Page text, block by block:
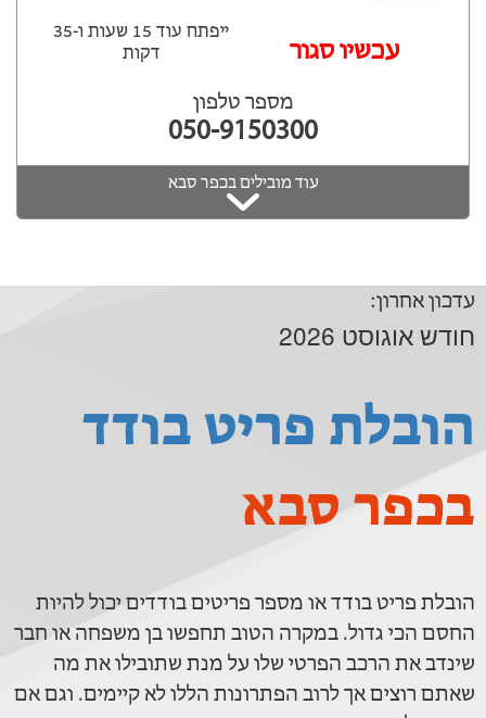
עכשיו סגור
ייפתח עוד 15 שעות ‫ו-35
דקות
מספר טלפון
050-9150300
עוד מובילים בכפר סבא
עדכון אחרון:
חודש אוגוסט 2026
הובלת פריט בודד
בכפר סבא
הובלת פריט בודד או מספר פריטים בודדים יכול להיות
החסם הכי גדול. במקרה הטוב תחפשו בן משפחה או חבר
שינדב את הרכב הפרטי שלו על מנת שתובילו את מה
שאתם רוצים אך לרוב הפתרונות הללו לא קיימים. וגם אם